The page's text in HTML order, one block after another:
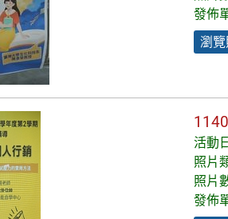
發佈
瀏覽
活動
照片
照片
發佈